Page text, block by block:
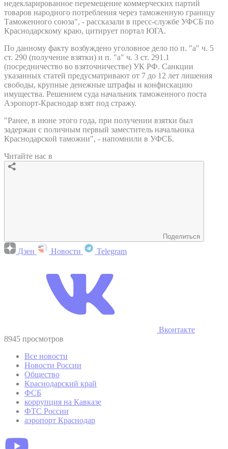
недекларированное перемещение коммерческих партий
товаров народного потребления через таможенную границу
Таможенного союза", - рассказали в пресс-службе УФСБ по
Краснодарскому краю, цитирует портал ЮГА.
По данному факту возбуждено уголовное дело по п. "а" ч. 5
ст. 290 (получение взятки) и п. "а" ч. 3 ст. 291.1
(посредничество во взяточничестве) УК РФ. Санкции
указанных статей предусматривают от 7 до 12 лет лишения
свободы, крупные денежные штрафы и конфискацию
имущества. Решением суда начальник таможенного поста
Аэропорт-Краснодар взят под стражу.
"Ранее, в июне этого года, при получении взятки был
задержан с поличным первый заместитель начальника
Краснодарской таможни", - напомнили в УФСБ.
Читайте нас в
Поделиться
Дзен Новости Telegram
Вконтакте
8945 просмотров
Все новости
Новости России
Общество
Краснодарский край
ФСБ
коррупция на Кавказе
ФТС России
аэропорт Краснодар